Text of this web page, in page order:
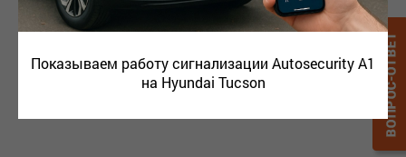
Показываем работу сигнализации Autosecurity A1
на Hyundai Tucson